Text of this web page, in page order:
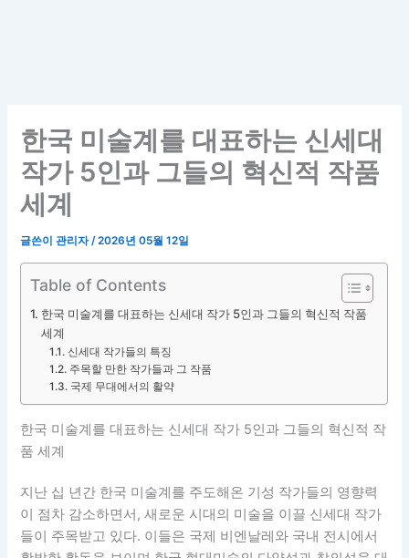
한국 미술계를 대표하는 신세대
작가 5인과 그들의 혁신적 작품
세계
글쓴이관리자/2026년 05월 12일
Table of Contents
한국 미술계를 대표하는 신세대 작가 5인과 그들의 혁신적 작품
세계
신세대 작가들의 특징
주목할 만한 작가들과 그 작품
국제 무대에서의 활약
한국 미술계를 대표하는 신세대 작가 5인과 그들의 혁신적 작
품 세계
지난 십 년간 한국 미술계를 주도해온 기성 작가들의 영향력
이 점차 감소하면서, 새로운 시대의 미술을 이끌 신세대 작가
들이 주목받고 있다. 이들은 국제 비엔날레와 국내 전시에서